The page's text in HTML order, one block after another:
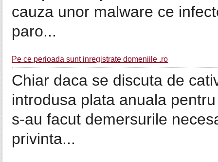
cauza unor malware ce
paro...
Pe ce perioada sunt inregistrate domeniile .ro
Chiar daca se discuta de
introdusa plata anuala
s-au facut demersurile
privinta...